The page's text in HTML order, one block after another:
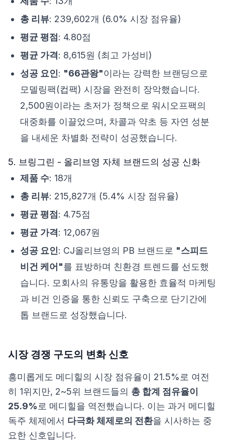
총 리뷰: 239,602개 (6.0% 시장 점유율)
평균 평점: 4.80점
평균 가격: 8,615원 (최고 가성비)
성공 요인: "66관왕"이라는 강력한 브랜딩으로
모델링팩(컵팩) 시장을 완전히 장악했습니다.
2,500원이라는 초저가 정책으로 워시오프팩의
대중화를 이끌었으며, 차콜과 약초 등 자연 성분
을 내세운 차별화 전략이 성공했습니다.
5. 브링그린 - 올리브영 자체 브랜드의 성공 신화
제품 수: 18개
총 리뷰: 215,827개 (5.4% 시장 점유율)
평균 평점: 4.75점
평균 가격: 12,067원
성공 요인: CJ올리브영의 PB 브랜드로 "스피드
비건 케어"를 표방하며 친환경 트렌드를 선도했
습니다. 모회사의 유통망을 활용한 효율적 마케팅
과 비건 인증을 통한 신뢰도 구축으로 단기간에
톱 브랜드로 성장했습니다.
시장 경쟁 구도의 변화 신호
흥미롭게도 메디힐의 시장 점유율이 21.5%로 여전
히 1위지만, 2~5위 브랜드들의 총 합계 점유율이
25.9% 로 메디힐을 역전했습니다. 이는 과거 메디힐
독주 체제에서 다극화 체제로의 전환을 시사하는 중
요한 신호입니다.